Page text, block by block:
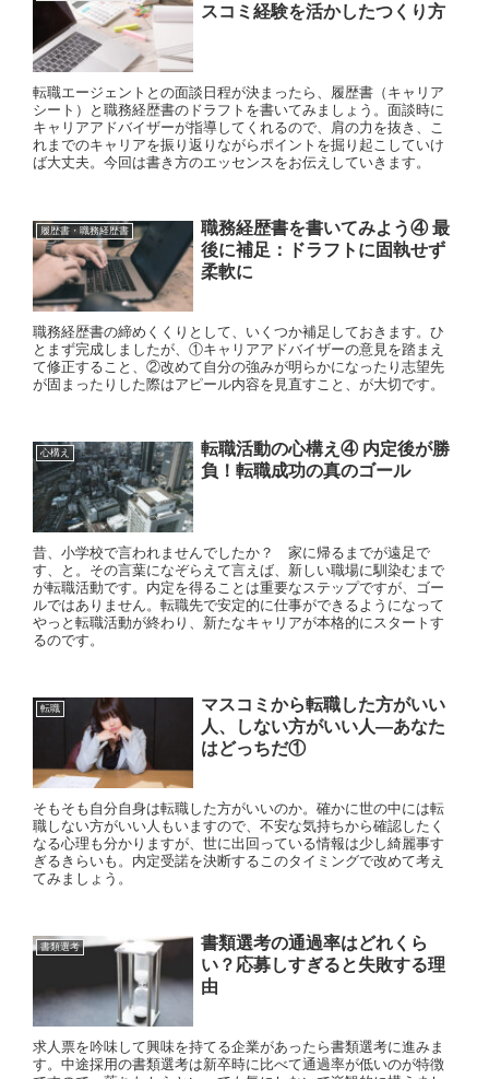
スコミ経験を活かしたつくり方
転職エージェントとの面談日程が決まったら、履歴書（キャリア
シート）と職務経歴書のドラフトを書いてみましょう。面談時に
キャリアアドバイザーが指導してくれるので、肩の力を抜き、こ
れまでのキャリアを振り返りながらポイントを掘り起こしていけ
ば大丈夫。今回は書き方のエッセンスをお伝えしていきます。
履歴書・職務経歴書
職務経歴書を書いてみよう④ 最
後に補足：ドラフトに固執せず
柔軟に
職務経歴書の締めくくりとして、いくつか補足しておきます。ひ
とまず完成しましたが、①キャリアアドバイザーの意見を踏まえ
て修正すること、②改めて自分の強みが明らかになったり志望先
が固まったりした際はアピール内容を見直すこと、が大切です。
心構え
転職活動の心構え④ 内定後が勝
負！転職成功の真のゴール
昔、小学校で言われませんでしたか？ 家に帰るまでが遠足で
す、と。その言葉になぞらえて言えば、新しい職場に馴染むまで
が転職活動です。内定を得ることは重要なステップですが、ゴー
ルではありません。転職先で安定的に仕事ができるようになって
やっと転職活動が終わり、新たなキャリアが本格的にスタートす
るのです。
転職
マスコミから転職した方がいい
人、しない方がいい人—あなた
はどっちだ①
そもそも自分自身は転職した方がいいのか。確かに世の中には転
職しない方がいい人もいますので、不安な気持ちから確認したく
なる心理も分かりますが、世に出回っている情報は少し綺麗事す
ぎるきらいも。内定受諾を決断するこのタイミングで改めて考え
てみましょう。
書類選考
書類選考の通過率はどれくら
い？応募しすぎると失敗する理
由
求人票を吟味して興味を持てる企業があったら書類選考に進みま
す。中途採用の書類選考は新卒時に比べて通過率が低いのが特徴